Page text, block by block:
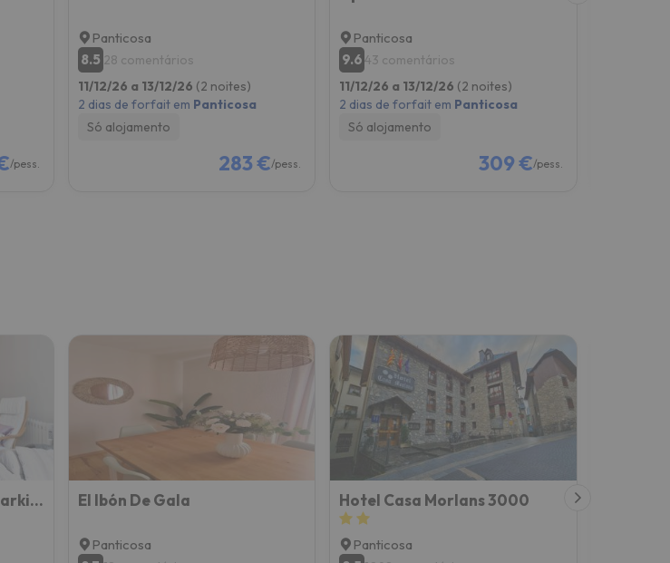
/pess.
Panticosa
8.5 28 comentários
11/12/26 a 13/12/26 (2 noites)
2 dias de forfait em Panticosa
Só alojamento
283 €/pess.
Panticosa
9.643 comentários
11/12/26 a 13/12/26 (2 noites)
2 dias de forfait em Panticosa
Só alojamento
309 €/pess.
El Pueyo I Vistas L Wifi I Parking El Ibón De Gala
Panticosa
Hotel Casa Morlans 3000
Panticosa